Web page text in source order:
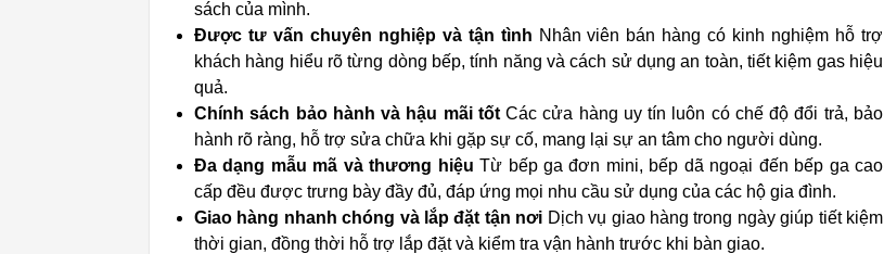
sách của mình.
Được tư vấn chuyên nghiệp và tận tình Nhân viên bán hàng có kinh nghiệm hỗ trợ
khách hàng hiểu rõ từng dòng bếp, tính năng và cách sử dụng an toàn, tiết kiệm gas hiệu
quả.
Chính sách bảo hành và hậu mãi tốtCác cửa hàng uy tín luôn có chế độ đổi trả, bảo
hành rõ ràng, hỗ trợ sửa chữa khi gặp sự cố, mang lại sự an tâm cho người dùng.
Đa dạng mẫu mã và thương hiệu Từ bếp ga đơn mini, bếp dã ngoại đến bếp ga cao
cấp đều được trưng bày đầy đủ, đáp ứng mọi nhu cầu sử dụng của các hộ gia đình.
Giao hàng nhanh chóng và lắp đặt tận nơi Dịch vụ giao hàng trong ngày giúp tiết kiệm
thời gian, đồng thời hỗ trợ lắp đặt và kiểm tra vận hành trước khi bàn giao.